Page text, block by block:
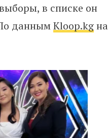
в списке он
По даннымKloop.kgна